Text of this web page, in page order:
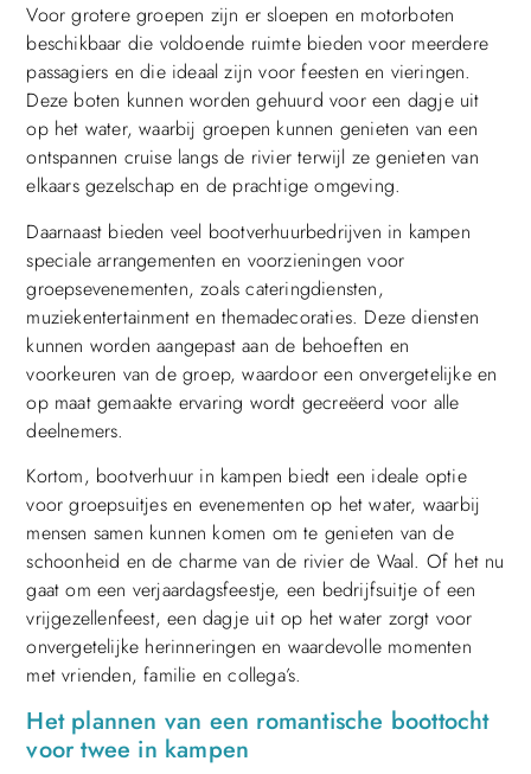
Voor grotere groepen zijn er sloepen en motorboten
beschikbaar die voldoende ruimte bieden voor meerdere
passagiers en die ideaal zijn voor feesten en vieringen.
Deze boten kunnen worden gehuurd voor een dagje uit
op het water, waarbij groepen kunnen genieten van een
ontspannen cruise langs de rivier terwijl ze genieten van
elkaars gezelschap en de prachtige omgeving.
Daarnaast bieden veel bootverhuurbedrijven in kampen
speciale arrangementen en voorzieningen voor
groepsevenementen, zoals cateringdiensten,
muziekentertainment en themadecoraties. Deze diensten
kunnen worden aangepast aan de behoeften en
voorkeuren van de groep, waardoor een onvergetelijke en
op maat gemaakte ervaring wordt gecreëerd voor alle
deelnemers.
Kortom, bootverhuur in kampen biedt een ideale optie
voor groepsuitjes en evenementen op het water, waarbij
mensen samen kunnen komen om te genieten van de
schoonheid en de charme van de rivier de Waal. Of het nu
gaat om een verjaardagsfeestje, een bedrijfsuitje of een
vrijgezellenfeest, een dagje uit op het water zorgt voor
onvergetelijke herinneringen en waardevolle momenten
met vrienden, familie en collega’s.
Het plannen van een romantische boottocht
voor twee in kampen